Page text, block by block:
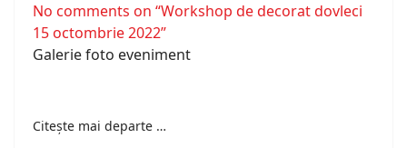
No comments on “Workshop de decorat dovleci
15 octombrie 2022”
Galerie foto eveniment
Citește mai departe …